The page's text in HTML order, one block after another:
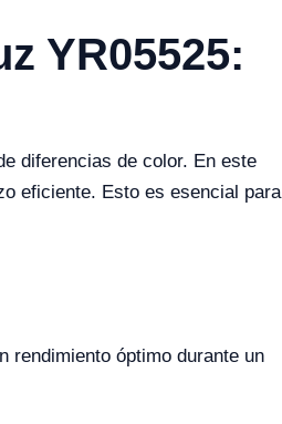
YR05525:
diferencias de color. En este
eficiente. Esto es esencial para
rendimiento óptimo durante un